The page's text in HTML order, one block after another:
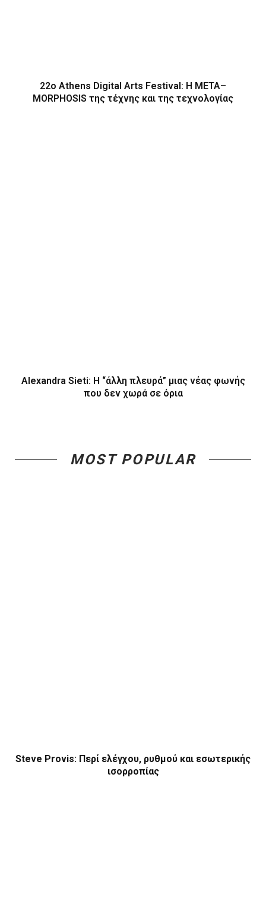
22ο Athens Digital Arts Festival: Η ΜΕΤΑ–
MORPHOSIS της τέχνης και της τεχνολογίας
Alexandra Sieti: Η “άλλη πλευρά” μιας νέας φωνής
που δεν χωρά σε όρια
MOST POPULAR
Steve Provis: Περί ελέγχου, ρυθμού και εσωτερικής
ισορροπίας